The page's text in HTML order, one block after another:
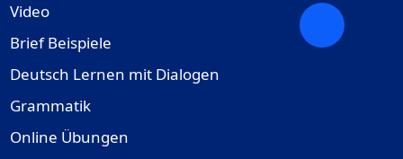
Video
Brief Beispiele
Deutsch Lernen mit Dialogen
Grammatik
Online Übungen